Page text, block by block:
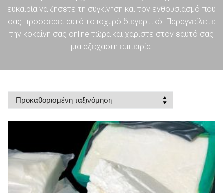
LSD
Κεταμίνη
Χημικές ουσίες έρευνας
العربية
简体中文
Nederlands
English
Français
Magyar
Italiano
ευκαιρία να ζήσετε τη συγκίνηση και τον ενθουσιασμό που
σας προσφέρει αυτό το ισχυρό διεγερτικό. Παραγγείλετε
την κοκαΐνη σας online τώρα και χαρίστε στον εαυτό σας
μια αξέχαστη εμπειρία.